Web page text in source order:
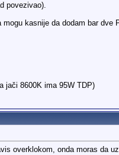
povezivao).
kasnije da dodam bar dve
jači 8600K ima 95W TDP)
overklokom, onda moras da